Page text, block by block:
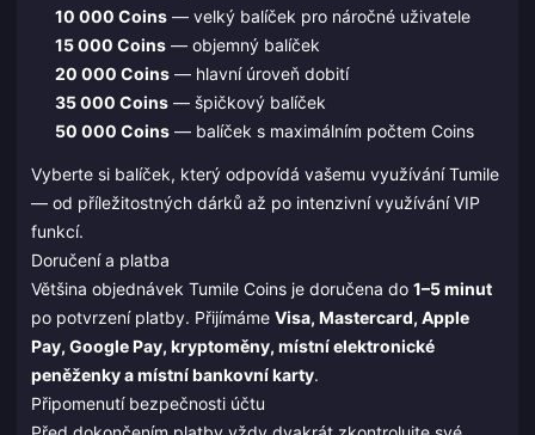
10 000 Coins— velký balíček pro náročné uživatele
15 000 Coins— objemný balíček
20 000 Coins— hlavní úroveň dobití
35 000 Coins— špičkový balíček
50 000 Coins— balíček s maximálním počtem Coins
Vyberte si balíček, který odpovídá vašemu využívání Tumile
— od příležitostných dárků až po intenzivní využívání VIP
funkcí.
Doručení a platba
Většina objednávek Tumile Coins je doručena do 1–5 minut
po potvrzení platby. Přijímáme Visa, Mastercard, Apple
Pay, Google Pay, kryptoměny, místní elektronické
peněženky a místní bankovní karty.
Připomenutí bezpečnosti účtu